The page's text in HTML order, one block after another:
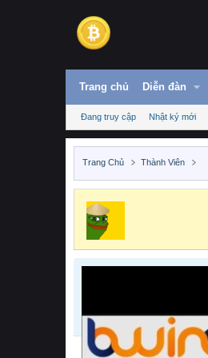
Trang chủ Diễn đàn
Đang truy cập Nhật ký mới
Trang Chủ Thành Viên